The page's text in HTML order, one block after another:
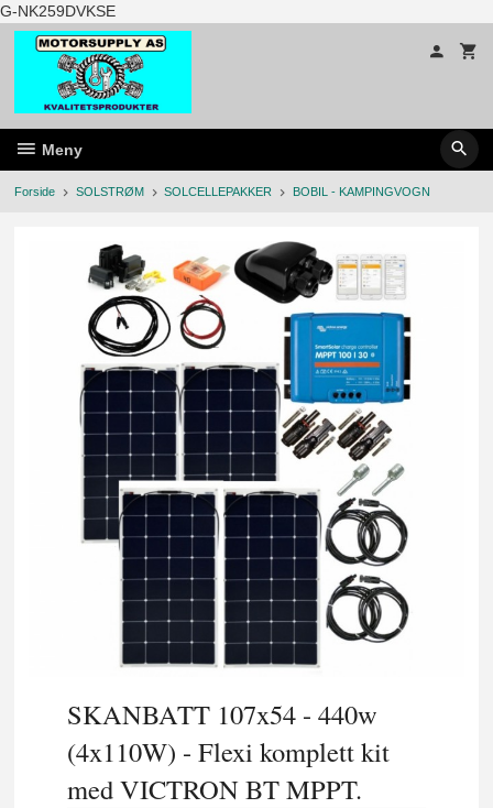
G-NK259DVKSEGå
til
innholdet
Meny
Forside SOLSTRØM SOLCELLEPAKKER BOBIL - KAMPINGVOGN
SKANBATT 107x54 - 440w
(4x110W) - Flexi komplett kit
med VICTRON BT MPPT.